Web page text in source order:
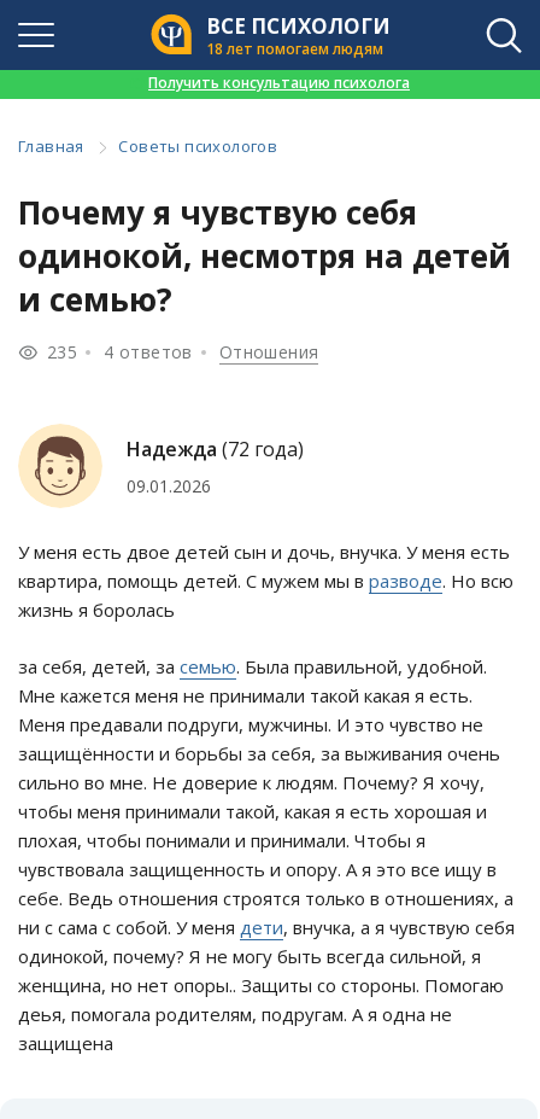
ВСЕ ПСИХОЛОГИ
18 лет помогаем людям
Получить консультацию психолога
Главная Советы психологов
Почему я чувствую себя
одинокой, несмотря на детей
и семью?
235 4 ответов Отношения
Надежда (72 года)
09.01.2026
У меня есть двое детей сын и дочь, внучка. У меня есть
квартира, помощь детей. С мужем мы в разводе. Но всю
жизнь я боролась
за себя, детей, за семью. Была правильной, удобной.
Мне кажется меня не принимали такой какая я есть.
Меня предавали подруги, мужчины. И это чувство не
защищённости и борьбы за себя, за выживания очень
сильно во мне. Не доверие к людям. Почему? Я хочу,
чтобы меня принимали такой, какая я есть хорошая и
плохая, чтобы понимали и принимали. Чтобы я
чувствовала защищенность и опору. А я это все ищу в
себе. Ведь отношения строятся только в отношениях, а
ни с сама с собой. У меня дети, внучка, а я чувствую себя
одинокой, почему? Я не могу быть всегда сильной, я
женщина, но нет опоры.. Защиты со стороны. Помогаю
деья, помогала родителям, подругам. А я одна не
защищена